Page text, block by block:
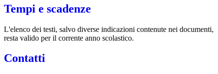
Tempi e scadenze
L'elenco dei testi, salvo diverse indicazioni contenute nei documenti,
resta valido per il corrente anno scolastico.
Contatti